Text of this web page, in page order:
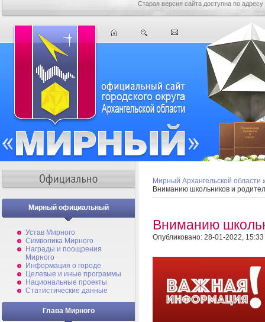
Старая версия сайта доступна по адресу
Мирный официальный
Устав Мирного
Символика Мирного
Награды и поощрения
Мирного
Информация о городе
Целевые и иные программы
Национальные проекты
Статистические данные
Глава Мирного
Мирный Архангельской области
Вниманию школьников и
Вниманию
Опубликовано: 28-01-2022, 15:33